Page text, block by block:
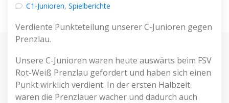
C1-Junioren, Spielberichte
Verdiente Punkteteilung unserer C-Junioren gegen
Prenzlau.
Unsere C-Junioren waren heute auswärts beim FSV
Rot-Weiß Prenzlau gefordert und haben sich einen
Punkt wirklich verdient. In der ersten Halbzeit
waren die Prenzlauer wacher und dadurch auch